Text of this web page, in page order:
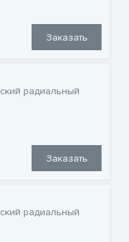
Заказать
радиальный
Заказать
радиальный